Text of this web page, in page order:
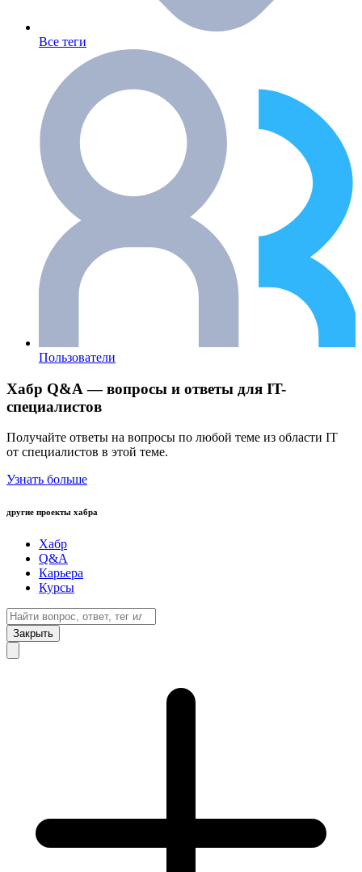
Все теги
Пользователи
Хабр Q&A — вопросы и ответы для IT-
специалистов
Получайте ответы на вопросы по любой теме из области IT
от специалистов в этой теме.
Узнать больше
другие проекты хабра
Хабр
Q&A
Карьера
Курсы
Закрыть